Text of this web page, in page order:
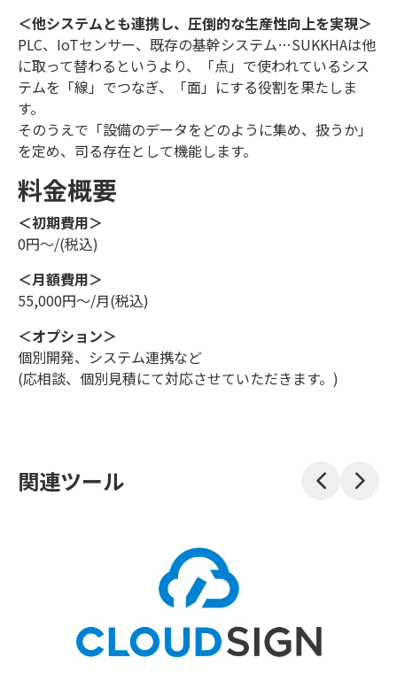
＜他システムとも連携し、圧倒的な生産性向上を実現＞
PLC、IoTセンサー、既存の基幹システム…SUKKHAは他
に取って替わるというより、「点」で使われているシス
テムを「線」でつなぎ、「面」にする役割を果たしま
す。
そのうえで「設備のデータをどのように集め、扱うか」
を定め、司る存在として機能します。
料金概要
＜初期費用＞
0円〜/(税込)
＜月額費用＞
55,000円〜/月(税込)
＜オプション＞
個別開発、システム連携など
(応相談、個別見積にて対応させていただきます。)
関連ツール